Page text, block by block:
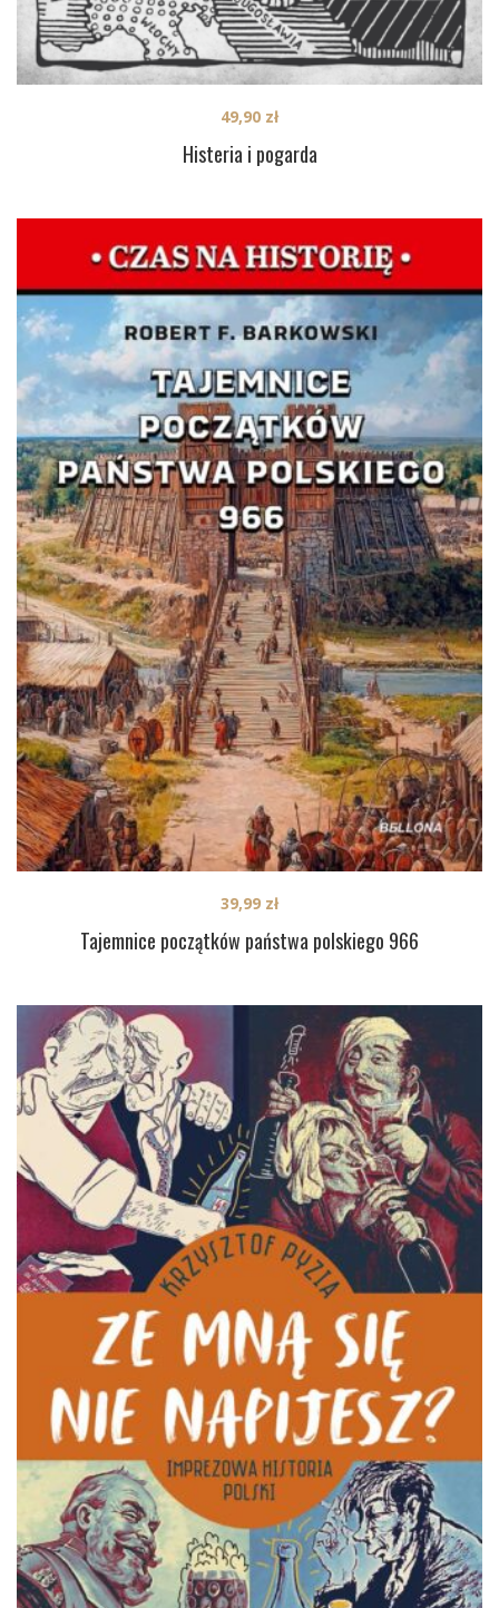
Histeria i pogarda
49,90 zł
Tajemnice początków państwa polskiego 966
39,99 zł